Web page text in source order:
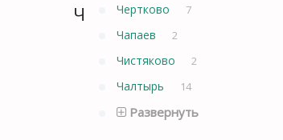
Ч Чертково 7
Чапаев 2
Чистяково 2
Чалтырь 14
Развернуть